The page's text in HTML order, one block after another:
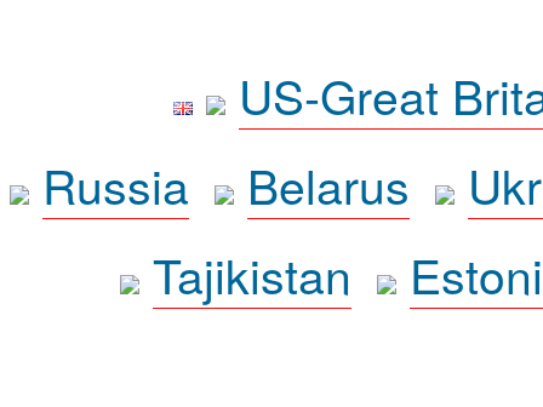
US-Great
Russia
Belarus
Tajikistan